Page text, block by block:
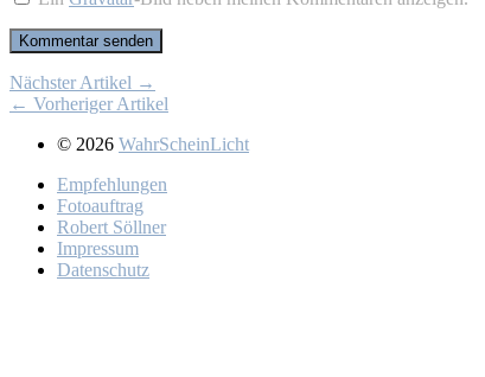
Nächster Artikel →
← Vorheriger Artikel
© 2026 WahrScheinLicht
Emp­feh­lun­gen
Fo­to­auf­trag
Ro­bert Söll­ner
Im­pres­sum
Da­ten­schutz